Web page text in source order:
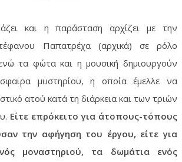
και η παράσταση αρχίζει με την
Παπατρέχα (αρχικά) σε ρόλο
τα φώτα και η μουσική δημιουργούν
μυστηρίου, η οποία έμελλε να
ατού κατά τη διάρκεια και των τριών
Είτε επρόκειτο για άτοπους-τόπους
την αφήγηση του έργου, είτε για
μοναστηριού, τα δωμάτια ενός